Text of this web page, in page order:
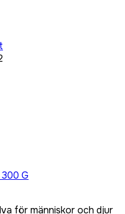
G
för människor och djur